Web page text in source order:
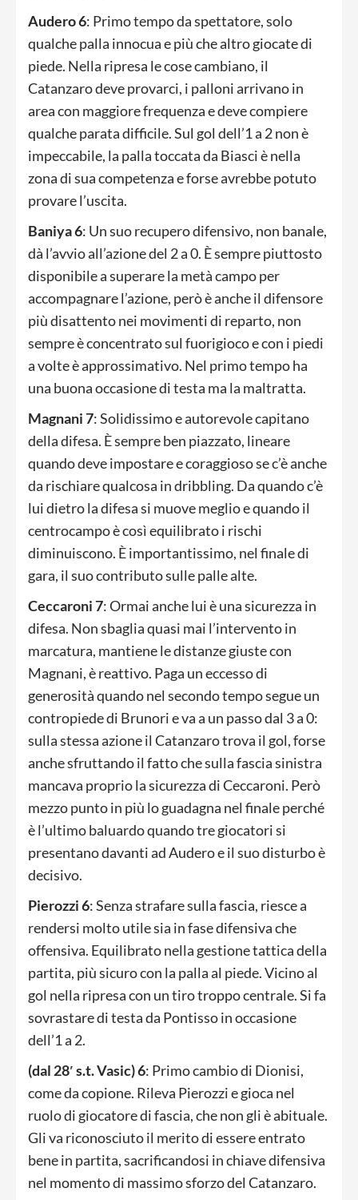
Audero 6: Primo tempo da spettatore, solo
qualche palla innocua e più che altro giocate di
piede. Nella ripresa le cose cambiano, il
Catanzaro deve provarci, i palloni arrivano in
area con maggiore frequenza e deve compiere
qualche parata difficile. Sul gol dell’1 a 2 non è
impeccabile, la palla toccata da Biasci è nella
zona di sua competenza e forse avrebbe potuto
provare l’uscita.
Baniya 6: Un suo recupero difensivo, non banale,
dà l’avvio all’azione del 2 a 0. È sempre piuttosto
disponibile a superare la metà campo per
accompagnare l’azione, però è anche il difensore
più disattento nei movimenti di reparto, non
sempre è concentrato sul fuorigioco e con i piedi
a volte è approssimativo. Nel primo tempo ha
una buona occasione di testa ma la maltratta.
Magnani 7: Solidissimo e autorevole capitano
della difesa. È sempre ben piazzato, lineare
quando deve impostare e coraggioso se c’è anche
da rischiare qualcosa in dribbling. Da quando c’è
lui dietro la difesa si muove meglio e quando il
centrocampo è così equilibrato i rischi
diminuiscono. È importantissimo, nel finale di
gara, il suo contributo sulle palle alte.
Ceccaroni 7: Ormai anche lui è una sicurezza in
difesa. Non sbaglia quasi mai l’intervento in
marcatura, mantiene le distanze giuste con
Magnani, è reattivo. Paga un eccesso di
generosità quando nel secondo tempo segue un
contropiede di Brunori e va a un passo dal 3 a 0:
sulla stessa azione il Catanzaro trova il gol, forse
anche sfruttando il fatto che sulla fascia sinistra
mancava proprio la sicurezza di Ceccaroni. Però
mezzo punto in più lo guadagna nel finale perché
è l’ultimo baluardo quando tre giocatori si
presentano davanti ad Audero e il suo disturbo è
decisivo.
Pierozzi 6: Senza strafare sulla fascia, riesce a
rendersi molto utile sia in fase difensiva che
offensiva. Equilibrato nella gestione tattica della
partita, più sicuro con la palla al piede. Vicino al
gol nella ripresa con un tiro troppo centrale. Si fa
sovrastare di testa da Pontisso in occasione
dell’1 a 2.
(dal 28′ s.t. Vasic) 6: Primo cambio di Dionisi,
come da copione. Rileva Pierozzi e gioca nel
ruolo di giocatore di fascia, che non gli è abituale.
Gli va riconosciuto il merito di essere entrato
bene in partita, sacrificandosi in chiave difensiva
nel momento di massimo sforzo del Catanzaro.